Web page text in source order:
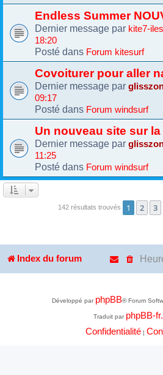
Endless Summer
Dernier message par kite7-iles
18:20
Posté dans Forum kitesurf
Covoiturer pour aller
Dernier message par
09:17
Posté dans Forum windsurf
Un nouveau site sur
Dernier message par
11:25
Posté dans Forum windsurf
142 résultats trouvés 1 2 3
Index du forum
Développé par phpBB® Forum
Traduit par phpBB-
Confidentialité|